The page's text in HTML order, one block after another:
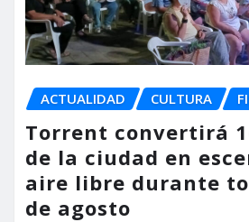
ACTUALIDAD CULTURA
Torrent convertirá
de la ciudad en
aire libre durante
de agosto